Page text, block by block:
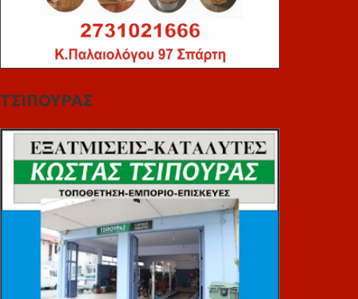
ΤΣΙΠΟΥΡΑΣ